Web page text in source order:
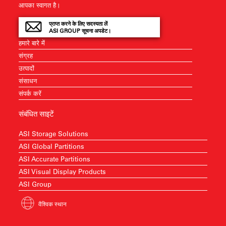
आपका स्वागत है।
प्राप्त करने के लिए सदस्यता लें
ASI GROUP सूचना अपडेट।
हमारे बारे में
संग्रह
उत्पादों
संसाधन
संपर्क करें
संबंधित साइटें
ASI Storage Solutions
ASI Global Partitions
ASI Accurate Partitions
ASI Visual Display Products
ASI Group
वैश्विक स्थान